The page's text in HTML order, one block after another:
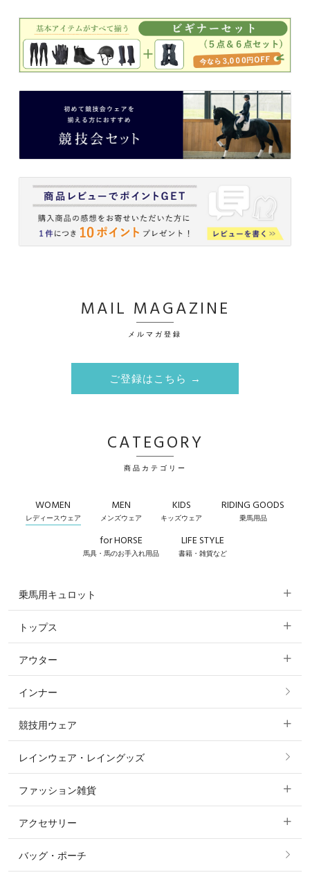
MAIL MAGAZINE
メルマガ登録
ご登録はこちら →
CATEGORY
商品カテゴリー
WOMEN
レディースウェア
MEN
メンズウェア
KIDS
キッズウェア
RIDING GOODS
乗馬用品
for HORSE
馬具・馬のお手入れ用品
LIFE STYLE
書籍・雑貨など
乗馬用キュロット
すべてのキュロット
フルグリップ・尻革 キュロット
ニーグリップ・膝革 キュロット
トップス
すべてのトップス
ポロシャツ
カットソー・Tシャツ・タンクトップ
ニット・セーター
アウター
すべてのアウター
コート
ジャケット・ブルゾン
インナー
競技用ウェア
すべての競技用ウェア
ショージャケット
ショーシャツ
レインウェア・レイングッズ
ファッション雑貨
すべてのファッション雑貨
ソックス
アクセサリー
すべてのアクセサリー
バッグ・ポーチ